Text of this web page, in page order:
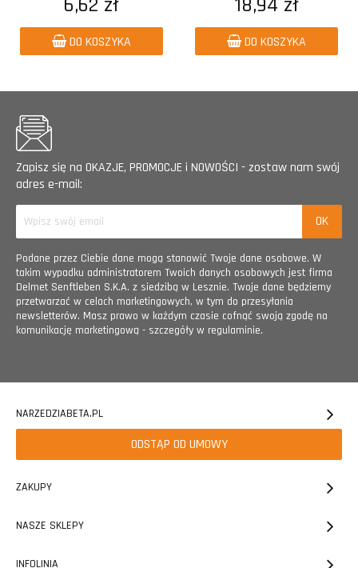
DO KOSZYKA DO KOSZYKA
Zapisz się na OKAZJE, PROMOCJE i NOWOŚCI - zostaw nam swój
adres e-mail:
Podane przez Ciebie dane mogą stanowić Twoje dane osobowe. W
takim wypadku administratorem Twoich danych osobowych jest firma
Delmet Senftleben S.K.A. z siedzibą w Lesznie. Twoje dane będziemy
przetwarzać w celach marketingowych, w tym do przesyłania
newsletterów. Masz prawo w każdym czasie cofnąć swoją zgodę na
komunikację marketingową - szczegóły w regulaminie.
NARZEDZIABETA.PL
ODSTĄP OD UMOWY
ZAKUPY
NASZE SKLEPY
INFOLINIA